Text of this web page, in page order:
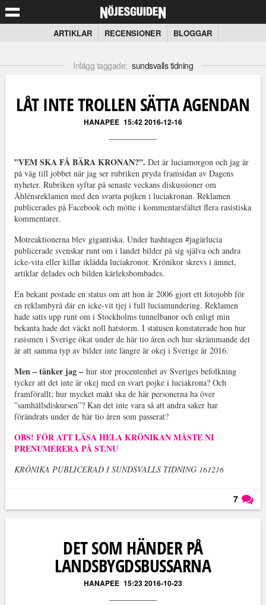
ARTIKLAR RECENSIONER BLOGGAR
Inlägg taggade: sundsvalls tidning
LÅT INTE TROLLEN SÄTTA AGENDAN
HANAPEE 15:42 2016-12-16
”VEM SKA FÅ BÄRA KRONAN?”. Det är luciamorgon och jag är
på väg till jobbet när jag ser rubriken pryda framsidan av Dagens
nyheter. Rubriken syftar på senaste veckans diskussioner om
Åhlénsreklamen med den svarta pojken i luciakronan. Reklamen
publicerades på Facebook och mötte i kommentarsfältet flera rasistiska
kommentarer.
Motreaktionerna blev gigantiska. Under hashtagen #jagärlucia
publicerade svenskar runt om i landet bilder på sig själva och andra
icke-vita eller killar iklädda luciakronor. Krönikor skrevs i ämnet,
artiklar delades och bilden kärleksbombades.
En bekant postade en status om att hon år 2006 gjort ett fotojobb för
en reklambyrå där en icke-vit tjej i full luciamundering. Reklamen
hade satts upp runt om i Stockholms tunnelbanor och enligt min
bekanta hade det väckt noll hatstorm. I statusen konstaterade hon hur
rasismen i Sverige ökat under de här tio åren och hur skrämmande det
är att samma typ av bilder inte längre är okej i Sverige år 2016.
Men – tänker jag –hur stor procentenhet av Sveriges befolkning
tycker att det inte är okej med en svart pojke i luciakrona? Och
framförallt; hur mycket makt ska de här personerna ha över
”samhällsdiskursen”? Kan det inte vara så att andra saker har
förändrats under de här tio åren som passerat?
OBS! FÖR ATT LÄSA HELA KRÖNIKAN MÅSTE NI
PRENUMERERA PÅ ST.NU
KRÖNIKA PUBLICERAD I SUNDSVALLS TIDNING 161216
7
DET SOM HÄNDER PÅ
LANDSBYGDSBUSSARNA
HANAPEE 15:23 2016-10-23